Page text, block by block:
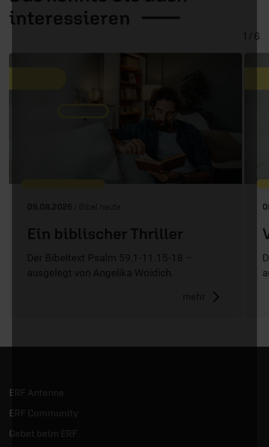
interessieren
09.08.2026 / Bibel heute
Ein biblischer Thriller
Der Bibeltext Psalm 59,1-11.15-18 –
ausgelegt von Angelika Woidich.
mehr
1 / 6
ERF Antenne
ERF Community
Gebet beim ERF